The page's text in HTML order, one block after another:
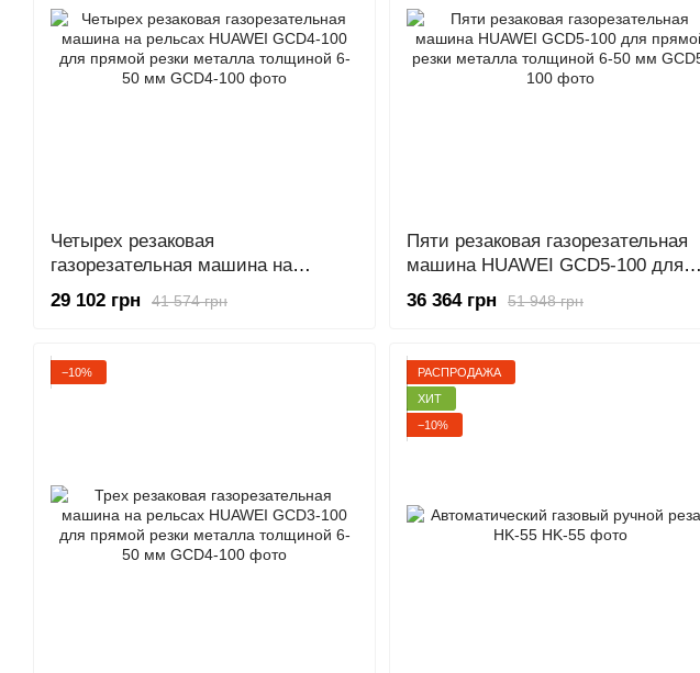
Четырех резаковая
газорезательная машина на
рельсах HUAWEI GCD4-100 для
прямой резки металла толщиной
41 574 грн
29 102 грн
Пяти резаковая газорезательная
машина HUAWEI GCD5-100 для
прямой резки металла толщиной
51 948 грн
36 364 грн
−10%
РАСПРОДАЖА
ХИТ
−10%